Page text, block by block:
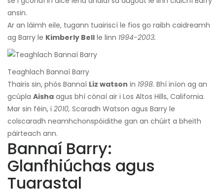
ansin.
Ar an láimh eile, tugann tuairiscí le fios go raibh caidreamh
ag Barry le Kimberly Bell le linn 1994-2003.
Teaghlach Bannaí Barry
Thairis sin, phós Bannaí Liz watson in 1998. Bhí iníon ag an
gcúpla Aisha agus bhí cónaí air i Los Altos Hills, California.
Mar sin féin, i 2010, Scaradh Watson agus Barry le
colscaradh neamhchonspóidithe gan an chúirt a bheith
páirteach ann.
Bannaí Barry:
Glanfhiúchas agus
Tuarastal